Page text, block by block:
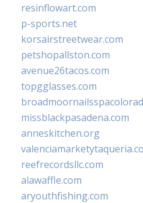
resinflowart.com
p-sports.net
korsairstreetwear.com
petshopallston.com
avenue26tacos.com
topgglasses.com
missblackpasadena.com
anneskitchen.org
reefrecordsllc.com
alawaffle.com
aryouthfishing.com